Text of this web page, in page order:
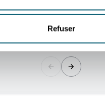
Refuser
Bryanston 2021 (Johannesbourg)